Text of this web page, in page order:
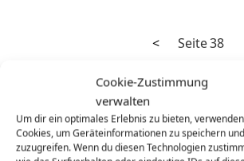
Cookie-Zustimmung
verwalten
Um dir ein optimales Erlebnis zu bieten,
Cookies, um Geräteinformationen zu speichern
zuzugreifen. Wenn du diesen Technologien
Seitennummerierung
Beiträge
Vorherige
< Seite38